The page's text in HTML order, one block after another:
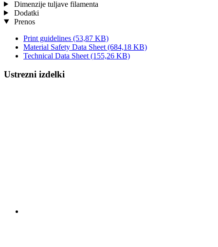
Dimenzije tuljave filamenta
Dodatki
Prenos
Print guidelines (53,87 KB)
Material Safety Data Sheet (684,18 KB)
Technical Data Sheet (155,26 KB)
Ustrezni izdelki